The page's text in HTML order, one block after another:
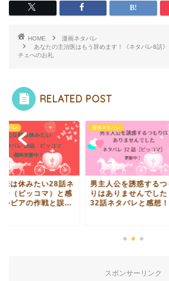
HOME
漫画ネタバレ
あなたの主治医はもう辞めます！《ネタバレ8話
チェへのお礼
RELATED POST
タバレ
様は休みたい28話ネ
レ（ピッコマ）と感
ルビアの作戦と誤...
漫画ネタバレ
男主人公を誘惑するつ
りはありませんでした
32話ネタバレと感想
スポンサーリンク